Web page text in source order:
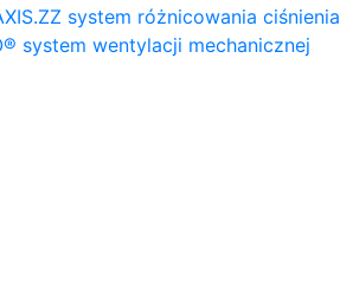
system różnicowania ciśnienia
system wentylacji mechanicznej